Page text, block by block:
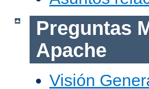
Preguntas
Apache
Visión